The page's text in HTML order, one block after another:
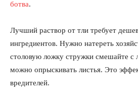
ботва.
Лучший раствор от тли требует
ингредиентов. Нужно натереть
столовую ложку стружки смешайте с
можно опрыскивать листья. Это
вредителей.